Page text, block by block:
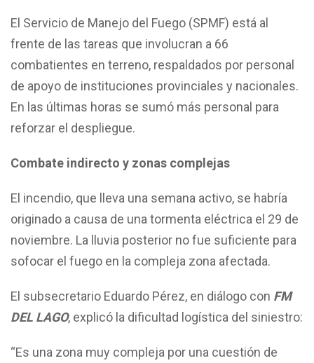
El Servicio de Manejo del Fuego (SPMF) está al
frente de las tareas que involucran a 66
combatientes en terreno, respaldados por personal
de apoyo de instituciones provinciales y nacionales.
En las últimas horas se sumó más personal para
reforzar el despliegue.
Combate indirecto y zonas complejas
El incendio, que lleva una semana activo, se habría
originado a causa de una tormenta eléctrica el 29 de
noviembre. La lluvia posterior no fue suficiente para
sofocar el fuego en la compleja zona afectada.
El subsecretario Eduardo Pérez, en diálogo con FM
DEL LAGO, explicó la dificultad logística del siniestro:
“Es una zona muy compleja por una cuestión de